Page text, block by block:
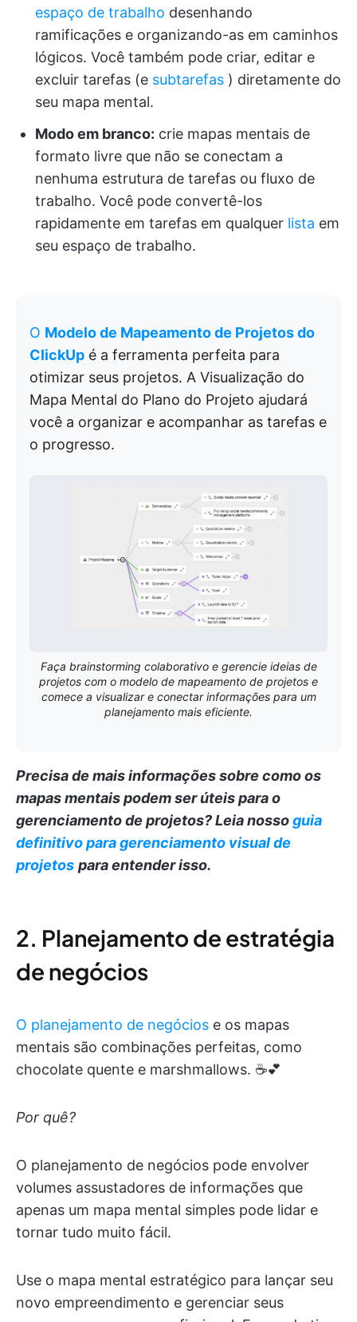
espaço de trabalho desenhando
ramificações e organizando-as em caminhos
lógicos. Você também pode criar, editar e
excluir tarefas (e subtarefas ) diretamente do
seu mapa mental.
Modo em branco: crie mapas mentais de
formato livre que não se conectam a
nenhuma estrutura de tarefas ou fluxo de
trabalho. Você pode convertê-los
rapidamente em tarefas em qualquer lista em
seu espaço de trabalho.
O Modelo de Mapeamento de Projetos do
ClickUp é a ferramenta perfeita para
otimizar seus projetos. A Visualização do
Mapa Mental do Plano do Projeto ajudará
você a organizar e acompanhar as tarefas e
o progresso.
Faça brainstorming colaborativo e gerencie ideias de
projetos com o modelo de mapeamento de projetos e
comece a visualizar e conectar informações para um
planejamento mais eficiente.
Precisa de mais informações sobre como os
mapas mentais podem ser úteis para o
gerenciamento de projetos?Leia nossoguia
definitivo para gerenciamento visual de
projetos para entender isso.
2. Planejamento de estratégia
de negócios
O planejamento de negócios e os mapas
mentais são combinações perfeitas, como
chocolate quente e marshmallows. ☕️💕
Por quê?
O planejamento de negócios pode envolver
volumes assustadores de informações que
apenas um mapa mental simples pode lidar e
tornar tudo muito fácil.
Use o mapa mental estratégico para lançar seu
novo empreendimento e gerenciar seus